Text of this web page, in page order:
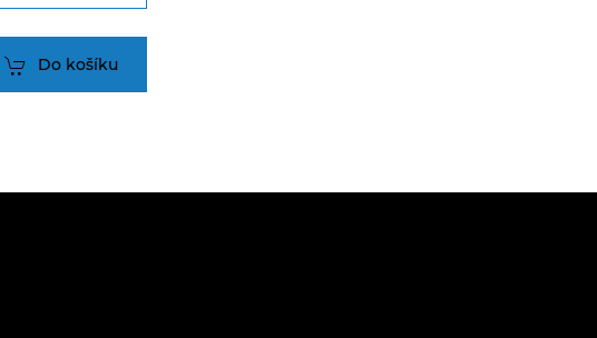
Do košíku